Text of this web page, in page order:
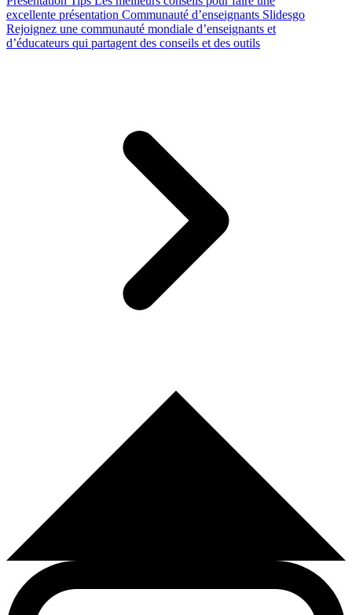
excellente présentation Communauté d’enseignants Slidesgo
Rejoignez une communauté mondiale d’enseignants et
d’éducateurs qui partagent des conseils et des outils